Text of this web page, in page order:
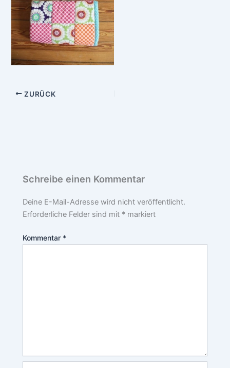
ZURÜCK
Schreibe einen Kommentar
Deine E-Mail-Adresse wird nicht veröffentlicht.
Erforderliche Felder sind mit * markiert
Kommentar *